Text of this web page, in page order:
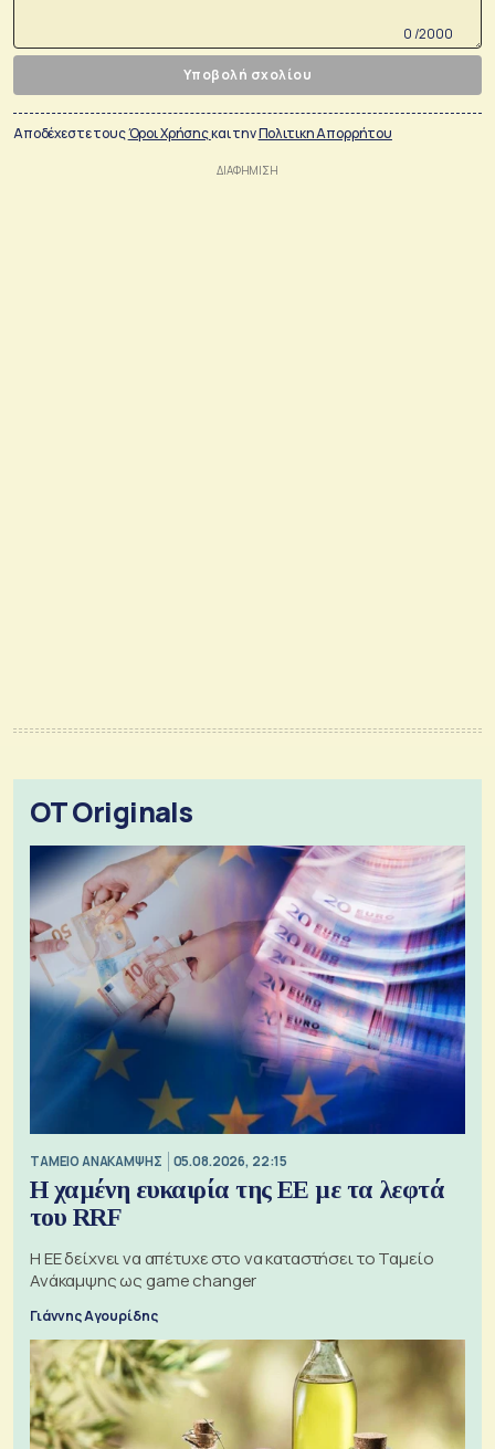
0 /2000
Υποβολή σχολίου
Αποδέχεστε τουςΌροι Χρήσηςκαι τηνΠολιτικη Απορρήτου
OT Originals
ΤΑΜΕΙΟ ΑΝΑΚΑΜΨΗΣ 05.08.2026, 22:15
Η χαμένη ευκαιρία της ΕΕ με τα λεφτά
του RRF
Η ΕΕ δείχνει να απέτυχε στο να καταστήσει το Ταμείο
Ανάκαμψης ως game changer
Γιάννης Αγουρίδης